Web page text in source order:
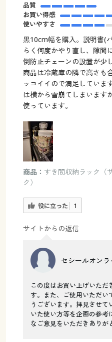
品質
お買い得感
使いやすさ
黒10cm幅を購入。説明書(
らく何度かやり直し、隙間
倒防止チェーンの設置が少
商品は冷蔵庫の隣で高さも
ッコイイので満足していま
は横から雪崩てしまいます
使っています。
商品： すき間収納ラック（
ク）
役に立った 1
サイトからの返信
セシールオン
この度はお買い上げいただ
す。また、ご使用いただい
うございます。拝見させ
いた使い方等を企画の参
なご意見をいただきありが